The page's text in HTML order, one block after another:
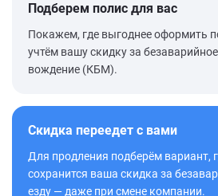
Подберем полис для вас
Покажем, где выгоднее оформить
учтём вашу скидку за безаварийное
вождение (КБМ).
Скидка переедет с вами
Для продления подберём вариант,
сохранится ваша скидка за
езду — даже при смене компании.